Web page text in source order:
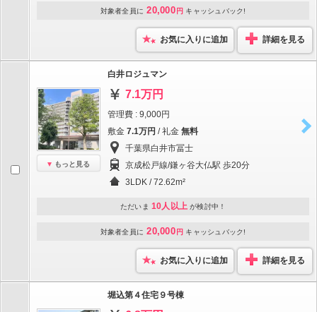
対象者全員に 20,000 円 キャッシュバック!
お気に入りに追加 詳細を見る
もっと見る
白井ロジュマン
7.1万円
管理費 : 9,000円
敷金 7.1万円 / 礼金 無料
千葉県白井市冨士
京成松戸線/鎌ヶ谷大仏駅 歩20分
3LDK / 72.62m²
ただいま 10人以上 が検討中！
対象者全員に 20,000 円 キャッシュバック!
お気に入りに追加 詳細を見る
堀込第４住宅９号棟